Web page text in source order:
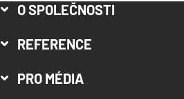
O SPOLEČNOSTI
REFERENCE
PRO MÉDIA